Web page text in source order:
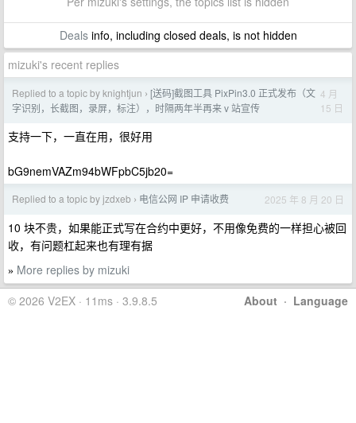
Dealsinfo, including closed deals, is not hidden
mizuki's recent replies
Replied to a topic by knightjun › [送码]截图工具 PixPin3.0 正式发布（文
字识别，长截图，录屏，标注），时隔两年半再来 v 站宣传
4 月
15 日
支持一下，一直在用，很好用
bG9nemVAZm94bWFpbC5jb20=
Replied to a topic by jzdxeb › 电信公网 IP 申请收费 2025 年 8 月 20 日
10 块不贵，如果能正式写在合约中更好，不用像免费的一样担心被回
收，有问题杠起来也有理有据
» More replies by mizuki
About · Language
© 2026 V2EX · 11ms · 3.9.8.5